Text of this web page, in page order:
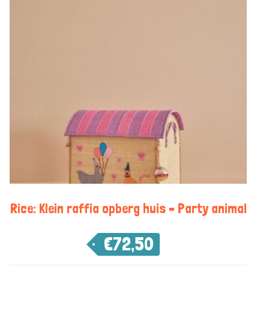
Rice: Klein raffia opberg huis – Party animal
€72,50